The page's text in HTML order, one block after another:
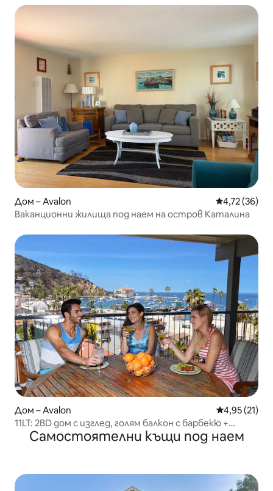
Дом – Avalon Средна
4,72 (36)
Ваканционни жилища под наем на остров Каталина
Дом – Avalon Средна
4,95 (21)
11LT: 2BD дом с изглед, голям балкон с барбекю +
барбекю
Самостоятелни къщи под наем